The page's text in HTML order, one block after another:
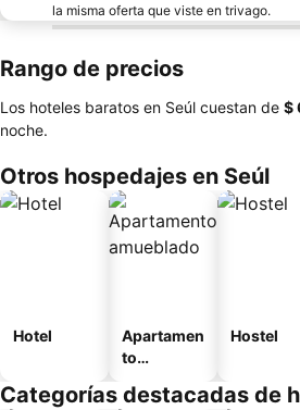
la misma oferta que viste en trivago.
Rango de precios
Los hoteles baratos en Seúl cuestan de ‎$
noche.
Otros hospedajes en Seúl
Hotel
Apartamen
to
o
Hostel
Categorías destacadas de